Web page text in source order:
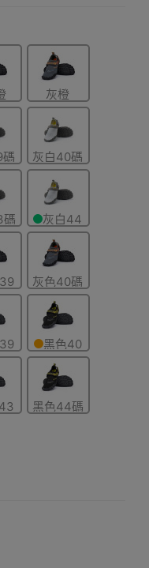
灰橙
色-45碼
灰白40碼
碼
灰白44
碼
灰色40碼
黑色40
碼
黑色44碼